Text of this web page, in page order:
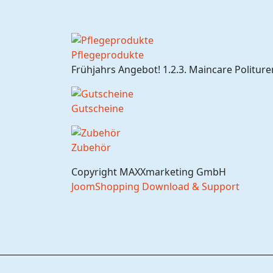
Pflegeprodukte
Frühjahrs Angebot! 1.2.3. Maincare
Gutscheine
Zubehör
Copyright MAXXmarketing GmbH
JoomShopping Download & Support